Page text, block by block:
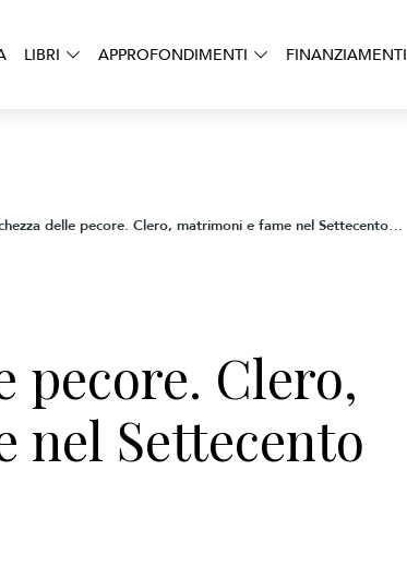
LIBRI APPROFONDIMENTI FINANZIAMENTI
delle pecore. Clero, matrimoni e fame nel Settecento sul Matese
pecore. Clero,
nel Settecento